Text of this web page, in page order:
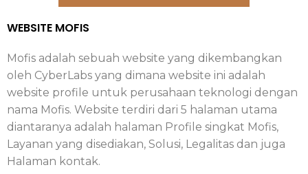
WEBSITE MOFIS
Mofis adalah sebuah website yang dikembangkan
oleh CyberLabs yang dimana website ini adalah
website profile untuk perusahaan teknologi dengan
nama Mofis. Website terdiri dari 5 halaman utama
diantaranya adalah halaman Profile singkat Mofis,
Layanan yang disediakan, Solusi, Legalitas dan juga
Halaman kontak.